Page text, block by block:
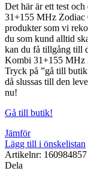
Det här är ett test
31+155 MHz Zodiac
produkter som vi
du som kund alltid
kan du få tillgång till
Kombi 31+155 MHz
Tryck på ”gå till
då slussas till den
nu!
Gå till butik!
Jämför
Lägg till i önskelistan
Artikelnr: 160984857
Dela